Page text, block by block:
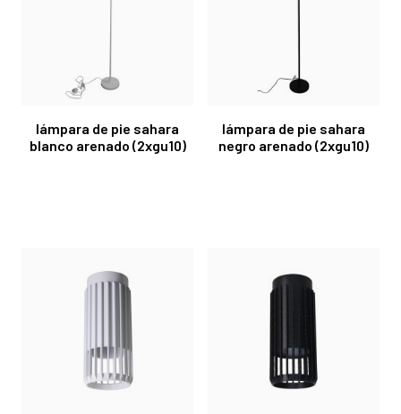
lámpara de pie sahara
blanco arenado (2xgu10)
lámpara de pie sahara
negro arenado (2xgu10)